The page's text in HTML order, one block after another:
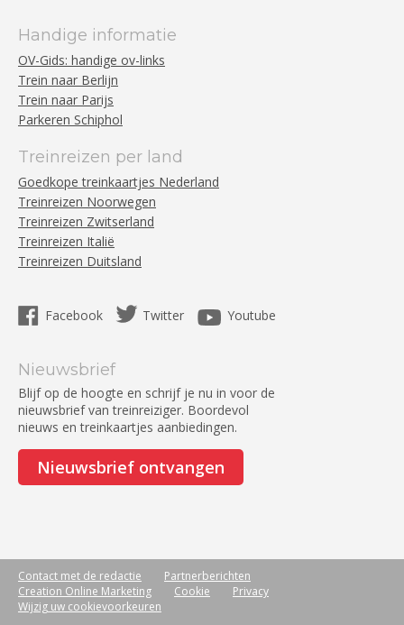
Handige informatie
OV-Gids: handige ov-links
Trein naar Berlijn
Trein naar Parijs
Parkeren Schiphol
Treinreizen per land
Goedkope treinkaartjes Nederland
Treinreizen Noorwegen
Treinreizen Zwitserland
Treinreizen Italië
Treinreizen Duitsland
Facebook Twitter Youtube
Nieuwsbrief
Blijf op de hoogte en schrijf je nu in voor de
nieuwsbrief van treinreiziger. Boordevol
nieuws en treinkaartjes aanbiedingen.
Nieuwsbrief ontvangen
Contact met de redactie
Partnerberichten
Creation Online Marketing
Cookie
Privacy
Wijzig uw cookievoorkeuren